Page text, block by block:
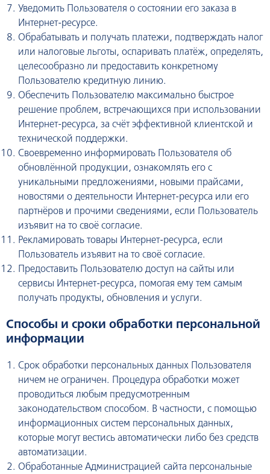
Уведомить Пользователя о состоянии его заказа в
Интернет-ресурсе.
Обрабатывать и получать платежи, подтверждать налог
или налоговые льготы, оспаривать платёж, определять,
целесообразно ли предоставить конкретному
Пользователю кредитную линию.
Обеспечить Пользователю максимально быстрое
решение проблем, встречающихся при использовании
Интернет-ресурса, за счёт эффективной клиентской и
технической поддержки.
Своевременно информировать Пользователя об
обновлённой продукции, ознакомлять его с
уникальными предложениями, новыми прайсами,
новостями о деятельности Интернет-ресурса или его
партнёров и прочими сведениями, если Пользователь
изъявит на то своё согласие.
Рекламировать товары Интернет-ресурса, если
Пользователь изъявит на то своё согласие.
Предоставить Пользователю доступ на сайты или
сервисы Интернет-ресурса, помогая ему тем самым
получать продукты, обновления и услуги.
Способы и сроки обработки персональной
информации
Срок обработки персональных данных Пользователя
ничем не ограничен. Процедура обработки может
проводиться любым предусмотренным
законодательством способом. В частности, с помощью
информационных систем персональных данных,
которые могут вестись автоматически либо без средств
автоматизации.
Обработанные Администрацией сайта персональные